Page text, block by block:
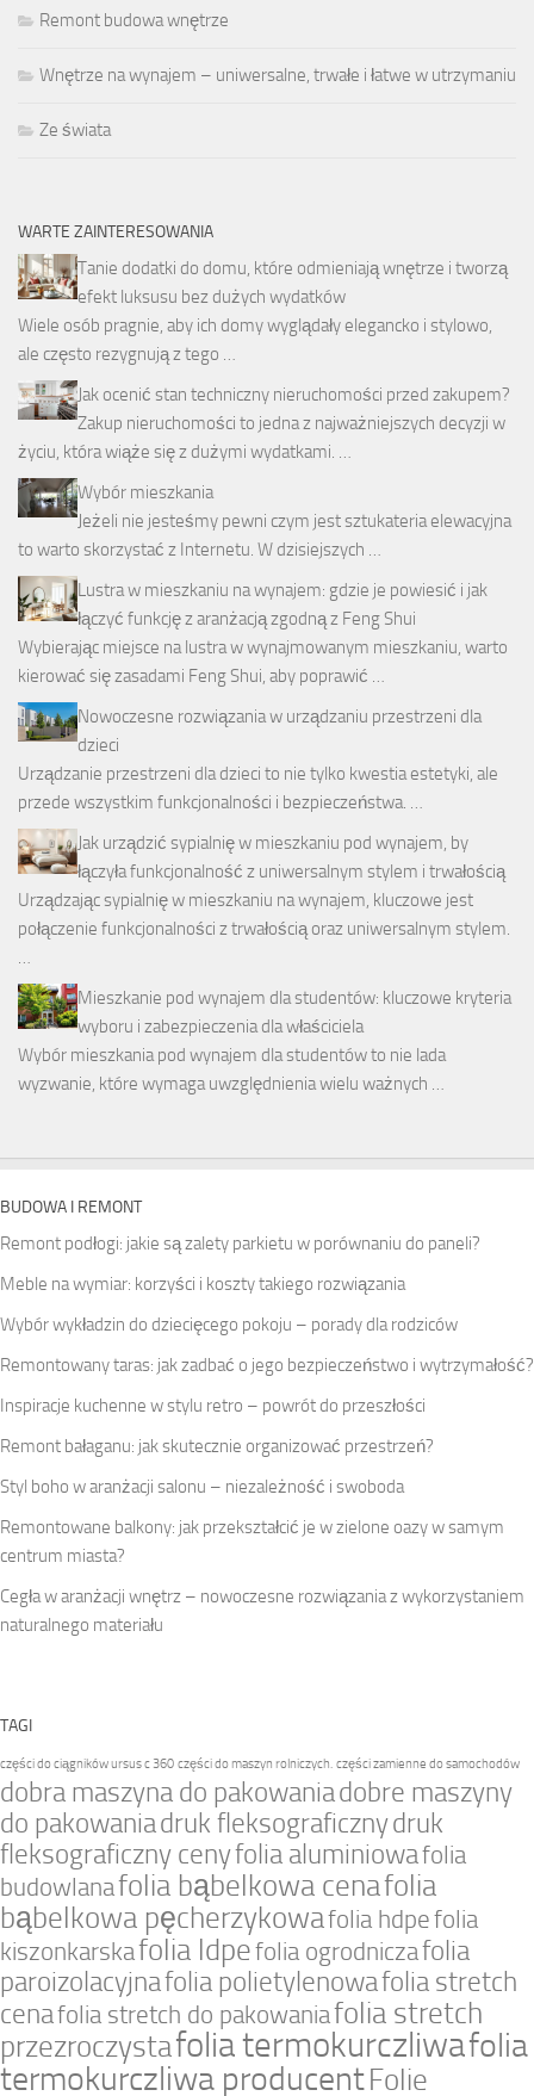
Remont budowa wnętrze
Wnętrze na wynajem – uniwersalne, trwałe i łatwe w utrzymaniu
Ze świata
WARTE ZAINTERESOWANIA
Tanie dodatki do domu, które odmieniają wnętrze i tworzą
efekt luksusu bez dużych wydatków
Wiele osób pragnie, aby ich domy wyglądały elegancko i stylowo,
ale często rezygnują z tego …
Jak ocenić stan techniczny nieruchomości przed zakupem?
Zakup nieruchomości to jedna z najważniejszych decyzji w
życiu, która wiąże się z dużymi wydatkami. …
Wybór mieszkania
Jeżeli nie jesteśmy pewni czym jest sztukateria elewacyjna
to warto skorzystać z Internetu. W dzisiejszych …
Lustra w mieszkaniu na wynajem: gdzie je powiesić i jak
łączyć funkcję z aranżacją zgodną z Feng Shui
Wybierając miejsce na lustra w wynajmowanym mieszkaniu, warto
kierować się zasadami Feng Shui, aby poprawić …
Nowoczesne rozwiązania w urządzaniu przestrzeni dla
dzieci
Urządzanie przestrzeni dla dzieci to nie tylko kwestia estetyki, ale
przede wszystkim funkcjonalności i bezpieczeństwa. …
Jak urządzić sypialnię w mieszkaniu pod wynajem, by
łączyła funkcjonalność z uniwersalnym stylem i trwałością
Urządzając sypialnię w mieszkaniu na wynajem, kluczowe jest
połączenie funkcjonalności z trwałością oraz uniwersalnym stylem.
…
Mieszkanie pod wynajem dla studentów: kluczowe kryteria
wyboru i zabezpieczenia dla właściciela
Wybór mieszkania pod wynajem dla studentów to nie lada
wyzwanie, które wymaga uwzględnienia wielu ważnych …
BUDOWA I REMONT
Remont podłogi: jakie są zalety parkietu w porównaniu do paneli?
Meble na wymiar: korzyści i koszty takiego rozwiązania
Wybór wykładzin do dziecięcego pokoju – porady dla rodziców
Remontowany taras: jak zadbać o jego bezpieczeństwo i wytrzymałość?
Inspiracje kuchenne w stylu retro – powrót do przeszłości
Remont bałaganu: jak skutecznie organizować przestrzeń?
Styl boho w aranżacji salonu – niezależność i swoboda
Remontowane balkony: jak przekształcić je w zielone oazy w samym
centrum miasta?
Cegła w aranżacji wnętrz – nowoczesne rozwiązania z wykorzystaniem
naturalnego materiału
TAGI
części do ciągników ursus c 360 części do maszyn rolniczych. części zamienne do samochodów
dobra maszyna do pakowaniadobre maszyny
do pakowaniadruk fleksograficznydruk
fleksograficzny cenyfolia aluminiowafolia
budowlanafolia bąbelkowa cenafolia
bąbelkowa pęcherzykowafolia hdpefolia
kiszonkarskafolia ldpefolia ogrodniczafolia
paroizolacyjnafolia polietylenowafolia stretch
cenafolia stretch do pakowaniafolia stretch
przezroczystafolia termokurczliwafolia
termokurczliwa producentFolie